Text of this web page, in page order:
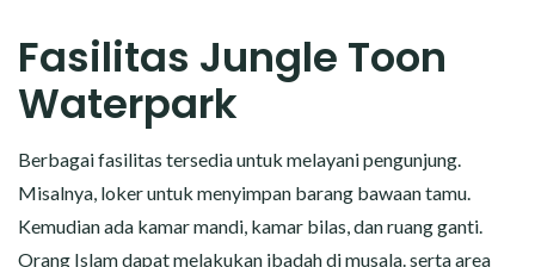
Fasilitas Jungle Toon
Waterpark
Berbagai fasilitas tersedia untuk melayani pengunjung.
Misalnya, loker untuk menyimpan barang bawaan tamu.
Kemudian ada kamar mandi, kamar bilas, dan ruang ganti.
Orang Islam dapat melakukan ibadah di musala. serta area